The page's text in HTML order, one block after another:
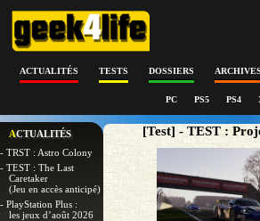
ACTUALITÉS TESTS DOSSIERS ARCHIVES
PC PS5 PS4
ACTUALITÉS
- TRST : Astro Colony
- TEST : The Last
Caretaker
(Jeu en accès anticipé)
- PlayStation Plus :
les jeux d’août 2026
[Test] - TEST :